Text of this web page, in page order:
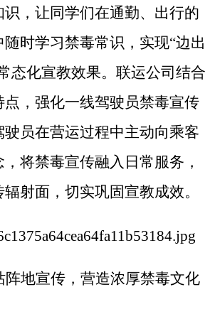
，让同学们在通勤、出行的
时学习禁毒常识，实现“边出
态化宣教效果。联运公司结合
点，强化一线驾驶员禁毒宣传
员在营运过程中主动向乘客
将禁毒宣传融入日常服务，
射面，切实巩固宣教成效。
阵地宣传，营造浓厚禁毒文化